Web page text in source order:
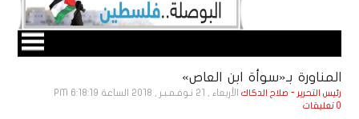
المناورة بـ«سوأة ابن العاص»
رئيس التحرير - صلاح الدكاك الأربعاء , 21 نـوفـمـبـر , 2018 الساعة 6:18:19 PM
0 تعليقات